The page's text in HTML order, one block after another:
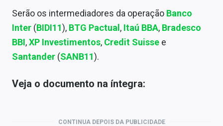
Serão os intermediadores da operação Banco
Inter (BIDI11), BTG Pactual, Itaú BBA, Bradesco
BBI,XP Investimentos, Credit Suisse e
Santander (SANB11).
Veja o documento na íntegra:
CONTINUA DEPOIS DA PUBLICIDADE